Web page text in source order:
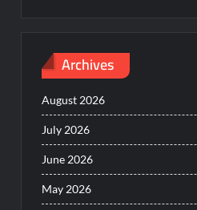
Archives
August 2026
July 2026
June 2026
May 2026